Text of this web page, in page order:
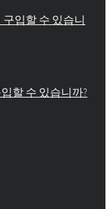
입할 수 있습니
할 수 있습니까?